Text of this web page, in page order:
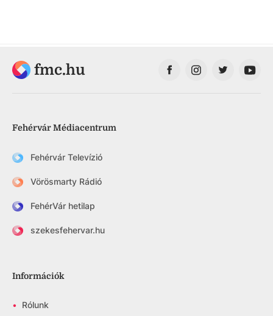
fmc.hu
Fehérvár Médiacentrum
Fehérvár Televízió
Vörösmarty Rádió
FehérVár hetilap
szekesfehervar.hu
Információk
• Rólunk